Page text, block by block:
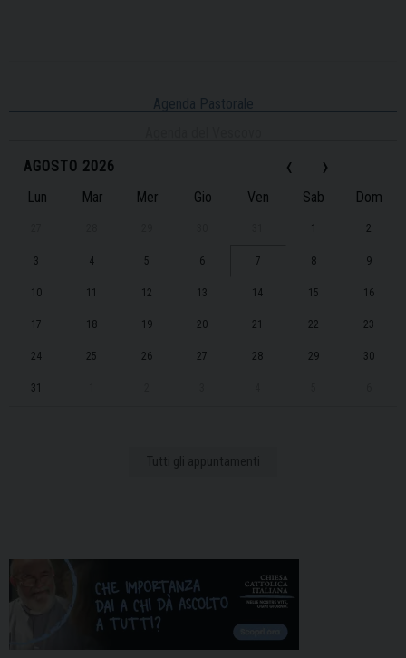
Agenda Pastorale
‹
AGOSTO 2026 ›
Lun Mar Mer Gio Ven Sab Dom
1 2
3 4 5 6 7 8 9
10 11 12 13 14 15 16
17 18 19 20 21 22 23
24 25 26 27 28 29 30
31
Tutti gli appuntamenti